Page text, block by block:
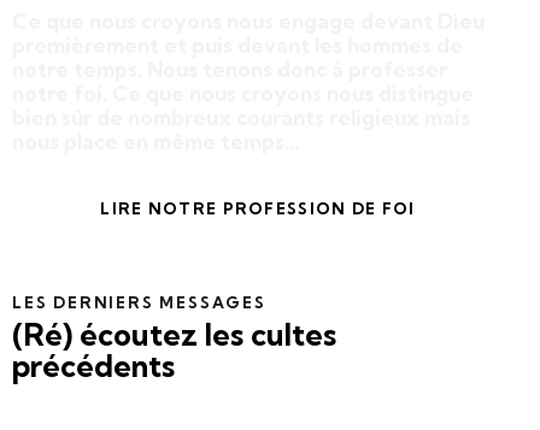
LIRE NOTRE PROFESSION DE FOI
LES DERNIERS MESSAGES
(Ré) écoutez les cultes
précédents